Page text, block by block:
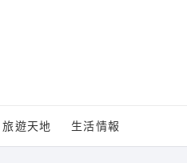
旅遊天地 生活情報